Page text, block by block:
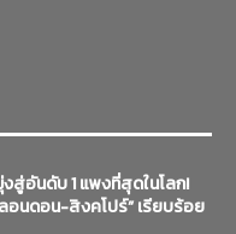
งสู่อันดับ 1 แพงที่สุดในโลก!
ลอนดอน-สิงคโปร์” เรียบร้อย